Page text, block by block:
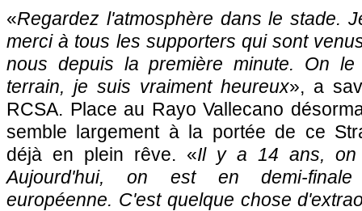
«Regardez l'atmosphère dans le stade.
merci à tous les supporters qui sont
nous depuis la première minute. On
terrain, je suis vraiment heureux», a
RCSA. Place au Rayo Vallecano
semble largement à la portée de ce
déjà en plein rêve. «Il y a 14 ans, on
Aujourd'hui, on est en demi-finale
européenne. C'est quelque chose